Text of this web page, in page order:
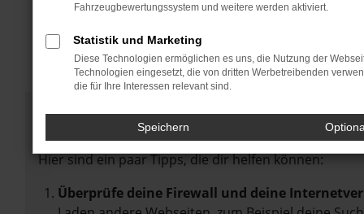
Fehler: Network Error
Beim Laden ist ein Fehler aufgetreten.
Hier sind ein paar Tipps, die dir helfen können:
Überprüfe deine Firewall und deine
Fahrzeugbewertungssystem und weitere werden aktiviert.
Statistik und Marketing
Diese Technologien ermöglichen es uns, die Nutzung der
Technologien eingesetzt, die von dritten Werbetreibenden
die für Ihre Interessen relevant sind.
Speichern